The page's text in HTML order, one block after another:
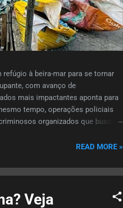
à beira-mar para se tornar
com avanço de
mais impactantes aponta para
tempo, operações policiais
organizados que buscam
o paradoxo do mercado
com a nature...
READ MORE »
Veja